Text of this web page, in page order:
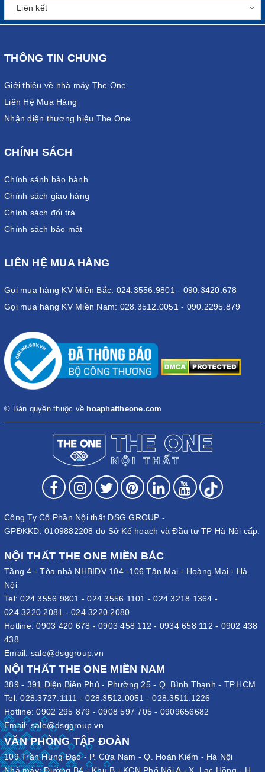
THÔNG TIN CHUNG
Giới thiệu về nhà máy The One
Liên Hệ Mua Hàng
Nhận diện thương hiệu The One
CHÍNH SÁCH
Chính sánh bảo hành
Chính sách giao hàng
Chính sách đổi trả
Chính sách bảo mật
LIÊN HỆ MUA HÀNG
Gọi mua hàng KV Miền Bắc: 024.3556.9801 - 090.3420.678
Gọi mua hàng KV Miền Nam: 028.3512.0051 - 090.2295.879
© Bản quyền thuộc về hoaphattheone.com
Công Ty Cổ Phần Nội thất DSG GROUP -
GPĐKKD: 0109882208 do Sở Kế hoạch và Đầu tư TP Hà Nội cấp.
NỘI THẤT THE ONE MIỀN BẮC
Tầng 4 - Tòa nhà NHBIDV 104 -106 Tân Mai - Hoàng Mai - Hà
Nội
Tel:024.3556.9801 -024.3556.1101 -024.3218.1364 -
024.3220.2081 - 024.3220.2080
Hotline:0903 420 678 - 0903 458 112 - 0934 658 112 - 0902 438
438
Email: sale@dsggroup.vn
NỘI THẤT THE ONE MIỀN NAM
389 - 391 Điện Biên Phủ - Phường 25 - Q. Bình Thạnh - TP.HCM
Tel:028.3727.1111 -028.3512.0051 -028.3511.1226
Hotline:0902 295 879 - 0908 597 705 - 0909656682
Email:sale@dsggroup.vn
VĂN PHÒNG TẬP ĐOÀN
109 Trần Hưng Đạo - P. Cửa Nam - Q. Hoàn Kiếm - Hà Nội